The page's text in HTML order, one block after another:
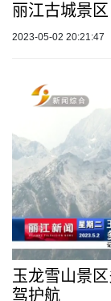
丽江古城景
2023-05-02 20:21:47
玉龙雪山景
驾护航